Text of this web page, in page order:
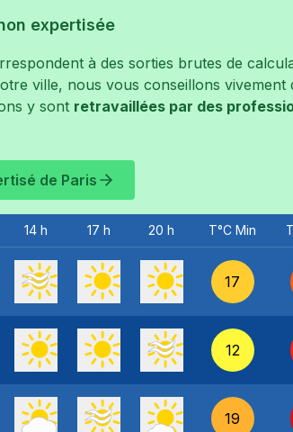
expertisée
à des sorties brutes de
ville, nous vous conseillons vivement
y sont retravaillées par des
de Paris
14 h 17 h 20 h T°C Min
17
12
19